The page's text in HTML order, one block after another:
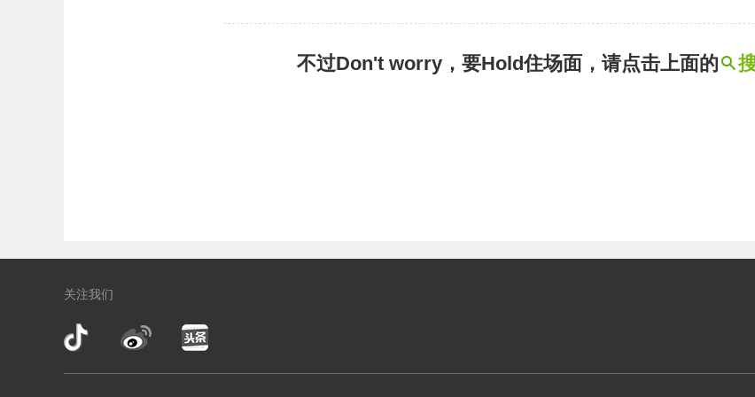
不过Don't worry，要Hold住场面，请点击上面的
关注我们